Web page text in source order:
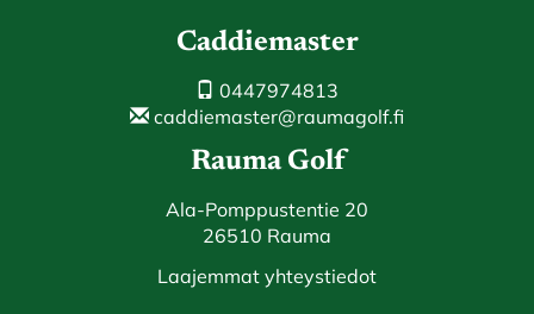
Caddiemaster
0447974813
caddiemaster@raumagolf.fi
Rauma Golf
Ala-Pomppustentie 20
26510 Rauma
Laajemmat yhteystiedot